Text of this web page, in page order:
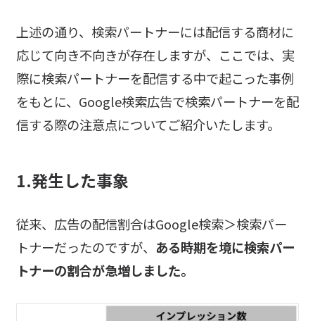
上述の通り、検索パートナーには配信する商材に
応じて向き不向きが存在しますが、ここでは、実
際に検索パートナーを配信する中で起こった事例
をもとに、Google検索広告で検索パートナーを配
信する際の注意点についてご紹介いたします。
1.発生した事象
従来、広告の配信割合はGoogle検索＞検索パー
トナーだったのですが、 ある時期を境に検索パー
トナーの割合が急増しました。